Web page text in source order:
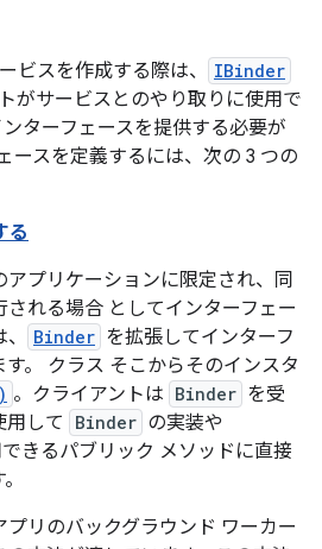
ビスを作成する際は、 IBinder
がサービスとのやり取りに使用で
ターフェースを提供する必要が
ースを定義するには、次の 3 つの
る
アプリケーションに限定され、同
される場合 としてインターフェー
Binder を拡張してインターフ
す。 クラス そこからそのインスタ
。クライアントは Binder を受
用して
Binder の実装や
きるパブリック メソッドに直接
プリのバックグラウンド ワーカー